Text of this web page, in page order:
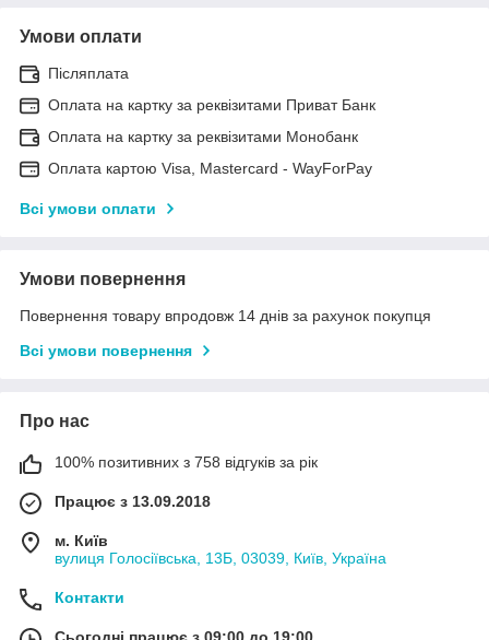
Умови оплати
Післяплата
Оплата на картку за реквізитами Приват Банк
Оплата на картку за реквізитами Монобанк
Оплата картою Visa, Mastercard - WayForPay
Всі умови оплати
Умови повернення
Повернення товару впродовж 14 днів за рахунок покупця
Всі умови повернення
Про нас
100% позитивних з 758 відгуків за рік
Працює з 13.09.2018
м. Київ
вулиця Голосіївська, 13Б, 03039, Київ, Україна
Контакти
Сьогодні працює з 09:00 до 19:00